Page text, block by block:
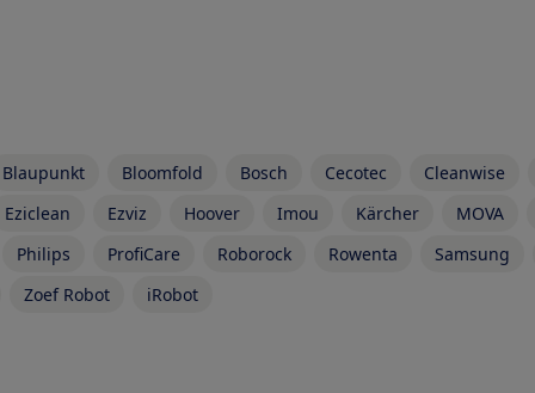
Blaupunkt Bloomfold Bosch Cecotec
Cleanwise
Eziclean Ezviz Hoover Imou Kärcher
MOVA
Philips ProfiCare Roborock Rowenta
Samsung
Zoef Robot iRobot